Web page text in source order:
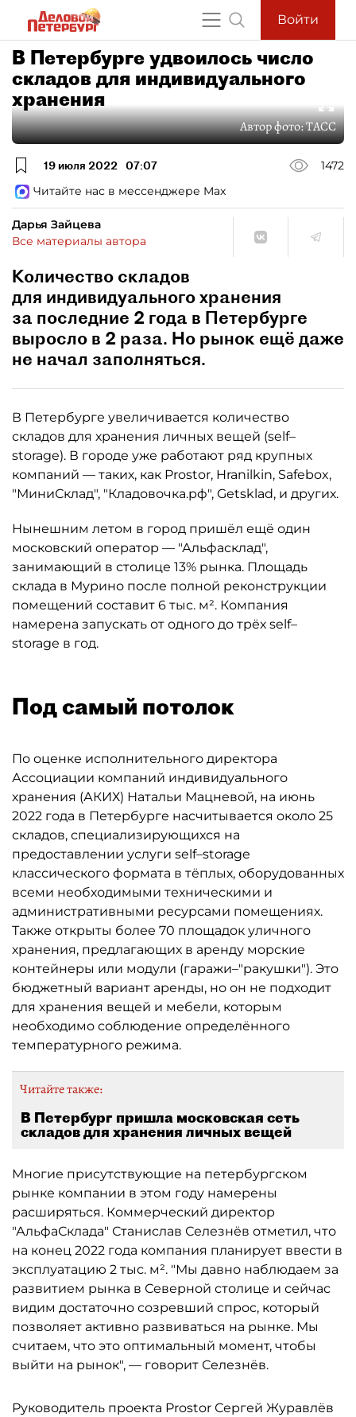
Войти
В Петербурге удвоилось число
складов для индивидуального
хранения
Автор фото:ТАСС
19 июля 2022 07:07
1472
Читайте нас в мессенджере Max
Дарья Зайцева
Все материалы автора
Количество складов
для индивидуального хранения
за последние 2 года в Петербурге
выросло в 2 раза. Но рынок ещё даже
не начал заполняться.
В Петербурге увеличивается количество
складов для хранения личных вещей (self–
storage). В городе уже работают ряд крупных
компаний — таких, как Prostor, Hranilkin, Safebox,
"МиниСклад", "Кладовочка.рф", Getsklad, и других.
Нынешним летом в город пришёл ещё один
московский оператор — "Альфасклад",
занимающий в столице 13% рынка. Площадь
склада в Мурино после полной реконструкции
помещений составит 6 тыс. м². Компания
намерена запускать от одного до трёх self–
storage в год.
Под самый потолок
По оценке исполнительного директора
Ассоциации компаний индивидуального
хранения (АКИХ) Натальи Мацневой, на июнь
2022 года в Петербурге насчитывается около 25
складов, специализирующихся на
предоставлении услуги self–storage
классического формата в тёплых, оборудованных
всеми необходимыми техническими и
административными ресурсами помещениях.
Также открыты более 70 площадок уличного
хранения, предлагающих в аренду морские
контейнеры или модули (гаражи–"ракушки"). Это
бюджетный вариант аренды, но он не подходит
для хранения вещей и мебели, которым
необходимо соблюдение определённого
температурного режима.
Читайте также:
В Петербург пришла московская сеть
складов для хранения личных вещей
Многие присутствующие на петербургском
рынке компании в этом году намерены
расширяться. Коммерческий директор
"АльфаСклада" Станислав Селезнёв отметил, что
на конец 2022 года компания планирует ввести в
эксплуатацию 2 тыс. м². "Мы давно наблюдаем за
развитием рынка в Северной столице и сейчас
видим достаточно созревший спрос, который
позволяет активно развиваться на рынке. Мы
считаем, что это оптимальный момент, чтобы
выйти на рынок", — говорит Селезнёв.
Руководитель проекта Prostor Сергей Журавлёв